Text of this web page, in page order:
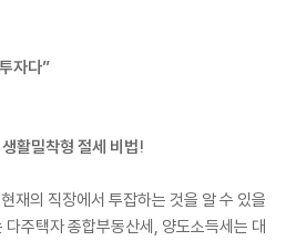
자다”
활밀착형 절세 비법!
재의 직장에서 투잡하는 것을 알 수 있을
주택자 종합부동산세, 양도소득세는 대